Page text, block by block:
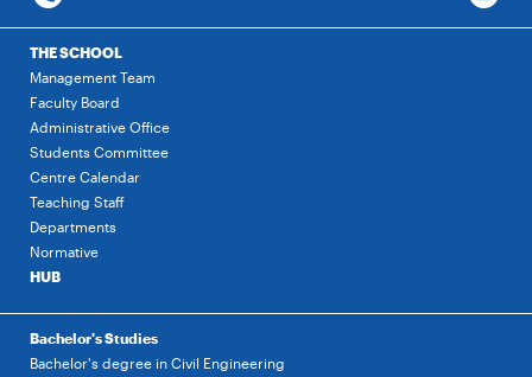
THE SCHOOL
Management Team
Faculty Board
Administrative Office
Students Committee
Centre Calendar
Teaching Staff
Departments
Normative
HUB
Bachelor's Studies
Bachelor's degree in Civil Engineering